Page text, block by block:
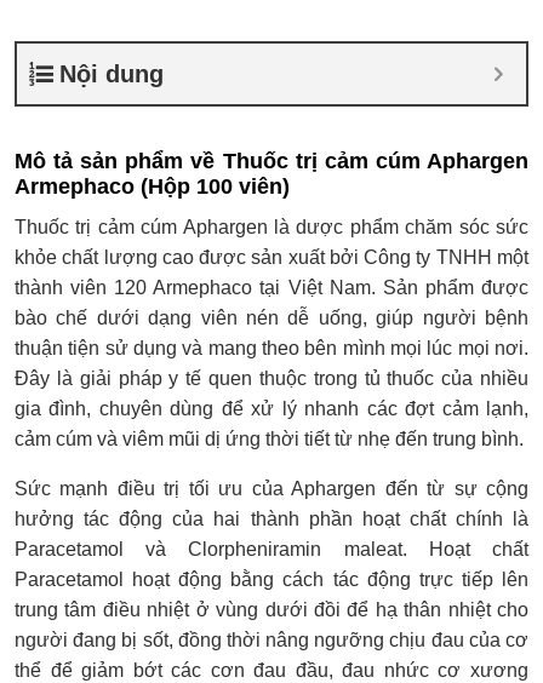
Nội dung
Mô tả sản phẩm về Thuốc trị cảm cúm Aphargen
Armephaco (Hộp 100 viên)
Thuốc trị cảm cúm Aphargen là dược phẩm chăm sóc sức
khỏe chất lượng cao được sản xuất bởi Công ty TNHH một
thành viên 120 Armephaco tại Việt Nam. Sản phẩm được
bào chế dưới dạng viên nén dễ uống, giúp người bệnh
thuận tiện sử dụng và mang theo bên mình mọi lúc mọi nơi.
Đây là giải pháp y tế quen thuộc trong tủ thuốc của nhiều
gia đình, chuyên dùng để xử lý nhanh các đợt cảm lạnh,
cảm cúm và viêm mũi dị ứng thời tiết từ nhẹ đến trung bình.
Sức mạnh điều trị tối ưu của Aphargen đến từ sự cộng
hưởng tác động của hai thành phần hoạt chất chính là
Paracetamol và Clorpheniramin maleat. Hoạt chất
Paracetamol hoạt động bằng cách tác động trực tiếp lên
trung tâm điều nhiệt ở vùng dưới đồi để hạ thân nhiệt cho
người đang bị sốt, đồng thời nâng ngưỡng chịu đau của cơ
thể để giảm bớt các cơn đau đầu, đau nhức cơ xương